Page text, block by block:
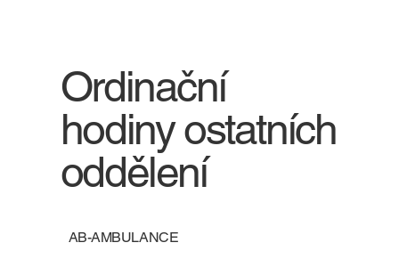
Ordinační
hodiny ostatních
oddělení
AB-AMBULANCE